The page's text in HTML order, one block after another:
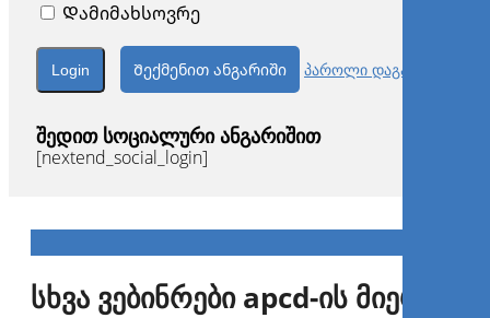
Დამიმახსოვრე
Შექმენით ანგარიში პაროლი დაგავიწყდა?
შედით სოციალური ანგარიშით
[nextend_social_login]
სხვა ვებინრები apcd-ის მიერ